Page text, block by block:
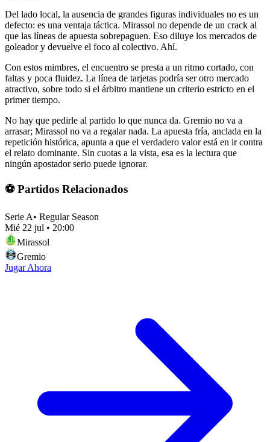
Del lado local, la ausencia de grandes figuras individuales no es un
defecto: es una ventaja táctica. Mirassol no depende de un crack al
que las líneas de apuesta sobrepaguen. Eso diluye los mercados de
goleador y devuelve el foco al colectivo. Ahí.
Con estos mimbres, el encuentro se presta a un ritmo cortado, con
faltas y poca fluidez. La línea de tarjetas podría ser otro mercado
atractivo, sobre todo si el árbitro mantiene un criterio estricto en el
primer tiempo.
No hay que pedirle al partido lo que nunca da. Gremio no va a
arrasar; Mirassol no va a regalar nada. La apuesta fría, anclada en la
repetición histórica, apunta a que el verdadero valor está en ir contra
el relato dominante. Sin cuotas a la vista, esa es la lectura que
ningún apostador serio puede ignorar.
⚽ Partidos Relacionados
Serie A• Regular Season
Mié 22 jul • 20:00
Mirassol
Gremio
Jugar Ahora